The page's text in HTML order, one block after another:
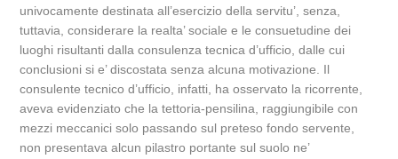
univocamente destinata all’esercizio della servitu’, senza,
tuttavia, considerare la realta’ sociale e le consuetudine dei
luoghi risultanti dalla consulenza tecnica d’ufficio, dalle cui
conclusioni si e’ discostata senza alcuna motivazione. Il
consulente tecnico d’ufficio, infatti, ha osservato la ricorrente,
aveva evidenziato che la tettoria-pensilina, raggiungibile con
mezzi meccanici solo passando sul preteso fondo servente,
non presentava alcun pilastro portante sul suolo ne’